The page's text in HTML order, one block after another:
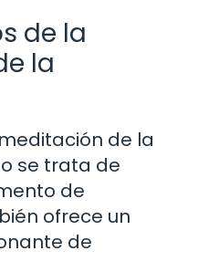
de la
la
de la
se trata de
de
ofrece un
de